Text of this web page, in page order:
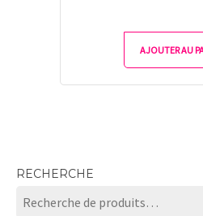
AJOUTER AU
RECHERCHE